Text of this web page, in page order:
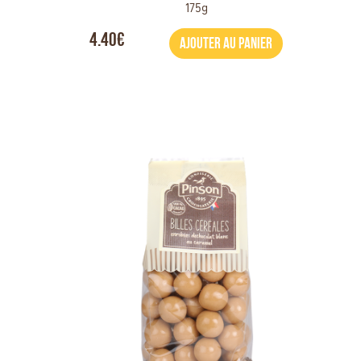
175g
4.40€ AJOUTER AU PANIER